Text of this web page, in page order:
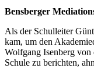
Bensberger
Als der Schulleiter
kam, um den
Wolfgang Isenberg von
Schule zu berichten,